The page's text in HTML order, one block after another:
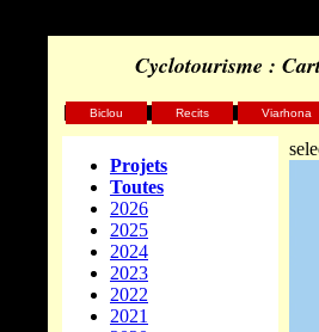
Cyclotourisme :
Projets
Toutes
2026
2025
2024
2023
2022
2021
Biclou Recits Viarhona